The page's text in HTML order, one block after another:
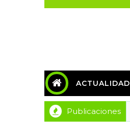
ACTUALIDAD
Publicaciones